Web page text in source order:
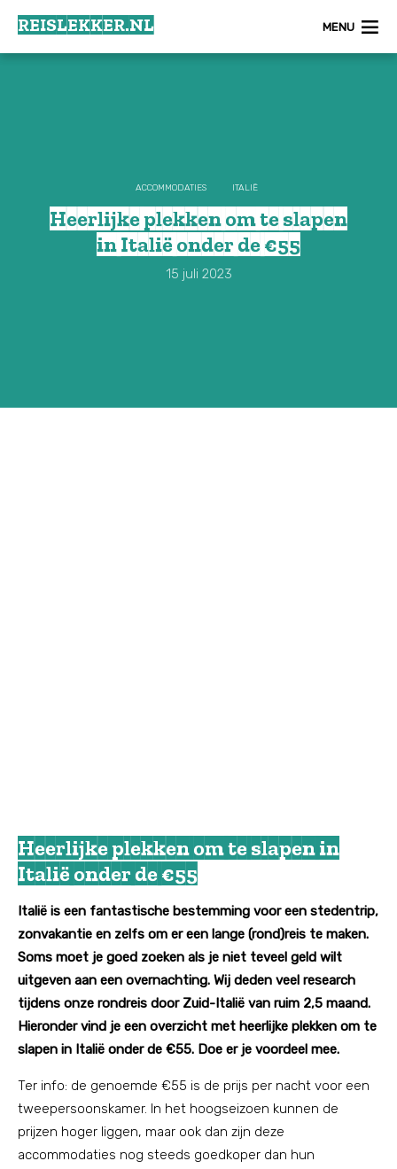
REISLEKKER.NL MENU
REISLEKKER.NL MENU
ACCOMMODATIES ITALIË
Heerlijke plekken om te slapen
in Italië onder de €55
15 juli 2023
Heerlijke plekken om te slapen in
Italië onder de €55
Italië is een fantastische bestemming voor een stedentrip,
zonvakantie en zelfs om er een lange (rond)reis te maken.
Soms moet je goed zoeken als je niet teveel geld wilt
uitgeven aan een overnachting. Wij deden veel research
tijdens onze rondreis door Zuid-Italië van ruim 2,5 maand.
Hieronder vind je een overzicht met heerlijke plekken om te
slapen in Italië onder de €55. Doe er je voordeel mee.
Ter info: de genoemde €55 is de prijs per nacht voor een
tweepersoonskamer. In het hoogseizoen kunnen de
prijzen hoger liggen, maar ook dan zijn deze
accommodaties nog steeds goedkoper dan hun